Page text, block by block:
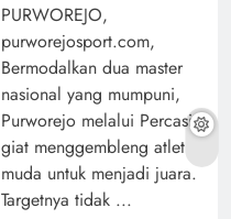
PURWOREJO,
purworejosport.com,
Bermodalkan dua master
nasional yang mumpuni,
Purworejo melalui Percasi
giat menggembleng atlet
muda untuk menjadi juara.
Targetnya tidak ...